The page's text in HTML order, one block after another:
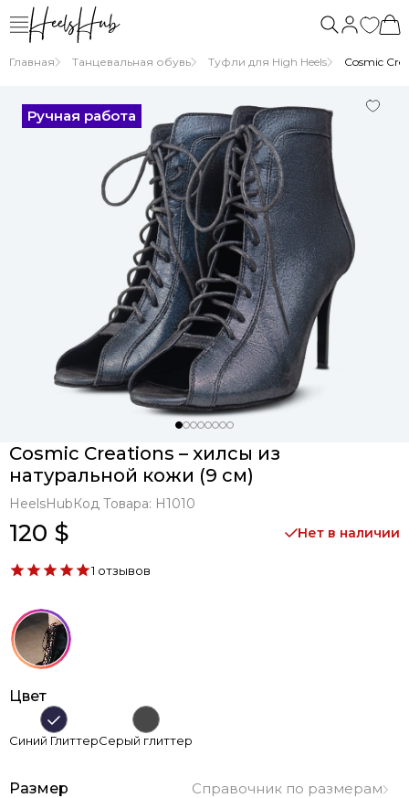
Главная Танцевальная обувь Туфли для High Heels Cosmic
Ручная работа
Cosmic Creations – хилсы из
натуральной кожи (9 см)
HeelsHubКод Товара: H1010
120 $ Нет в наличии
1 отзывов
Цвет
Синий ГлиттерСерый глиттер
Размер Справочник по размерам